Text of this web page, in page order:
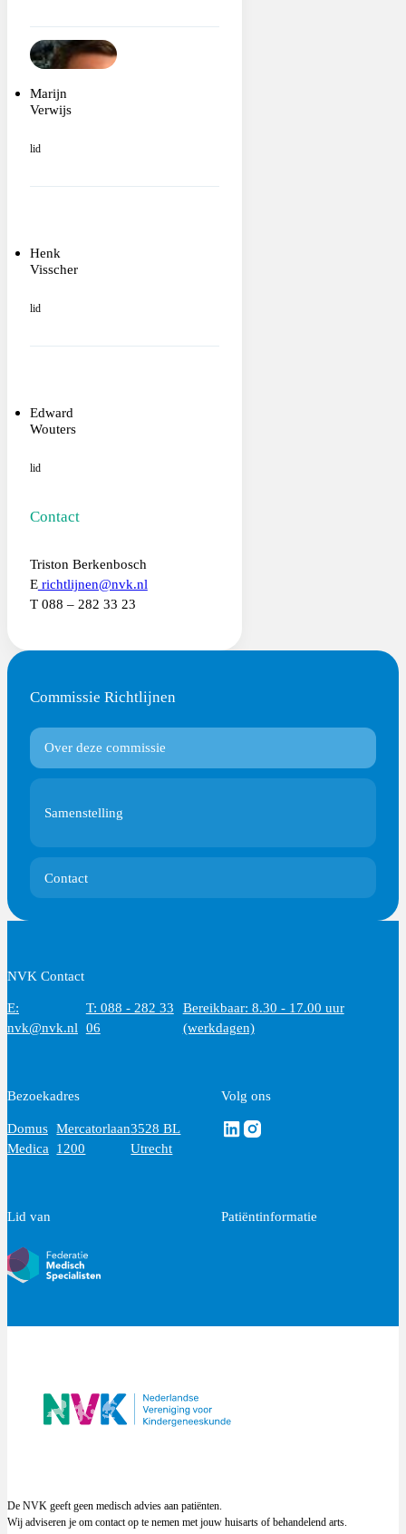
Marijn
Verwijs
lid
Henk
Visscher
lid
Edward
Wouters
lid
Contact
Triston Berkenbosch
Erichtlijnen@nvk.nl
T 088 – 282 33 23
Commissie Richtlijnen
Over deze commissie
Samenstelling
Contact
NVK Contact
E:
nvk@nvk.nl
T: 088 - 282 33
06
Bereikbaar: 8.30 - 17.00 uur
(werkdagen)
Bezoekadres
Domus
Medica
Mercatorlaan
1200
3528 BL
Utrecht
Volg ons
Volg ons via Linkedin
Volg ons via Instagram
Lid van Patiëntinformatie
De NVK geeft geen medisch advies aan patiënten.
Wij adviseren je om contact op te nemen met jouw huisarts of behandelend arts.